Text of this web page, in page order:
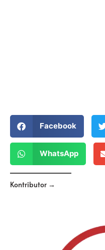
Facebook
WhatsApp
Kontributor →